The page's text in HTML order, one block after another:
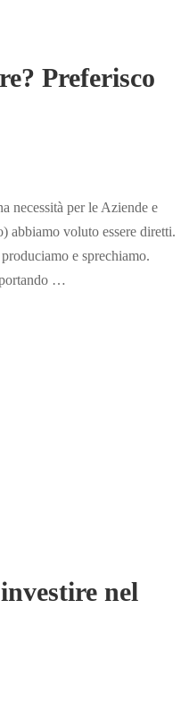
Preferisco
necessità per le Aziende e
abbiamo voluto essere diretti.
e sprechiamo.
…
nel